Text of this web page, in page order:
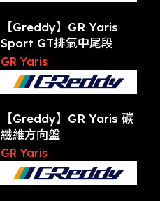
【Greddy】GR Yaris
Sport GT排氣中尾段
GR Yaris
【Greddy】GR Yaris 碳
纖維方向盤
GR Yaris